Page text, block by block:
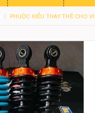
PHUỘC KIỂU THAY THẾ CHO